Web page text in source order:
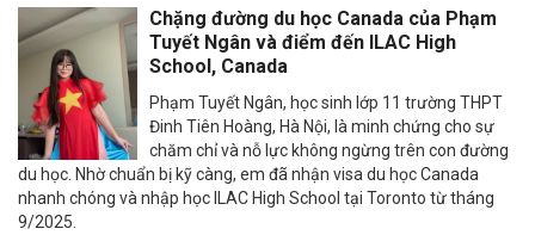
Chặng đường du học Canada của Phạm
Tuyết Ngân và điểm đến ILAC High
School, Canada
Phạm Tuyết Ngân, học sinh lớp 11 trường THPT
Đinh Tiên Hoàng, Hà Nội, là minh chứng cho sự
chăm chỉ và nỗ lực không ngừng trên con đường
du học. Nhờ chuẩn bị kỹ càng, em đã nhận visa du học Canada
nhanh chóng và nhập học ILAC High School tại Toronto từ tháng
9/2025.